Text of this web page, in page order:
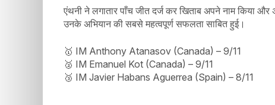
एंथनी ने लगातार पाँच जीत दर्ज कर खिताब अपने नाम किया और
उनके अभियान की सबसे महत्वपूर्ण सफलता साबित हुई।
🥇 IM Anthony Atanasov (Canada) – 9/11
🥈 IM Emanuel Kot (Canada) – 9/11
🥉 IM Javier Habans Aguerrea (Spain) – 8/11